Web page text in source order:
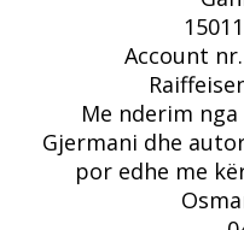
Account
Me nderim
Gjermani dhe
por edhe me